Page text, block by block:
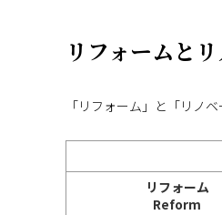
リフォームと
「リフォーム」と「リノ
リフォーム
Reform